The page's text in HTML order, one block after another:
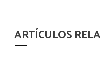
ARTÍCULOS